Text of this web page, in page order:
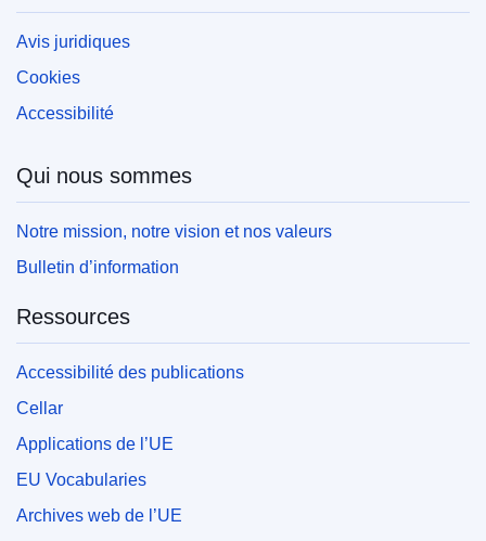
Avis juridiques
Cookies
Accessibilité
Qui nous sommes
Notre mission, notre vision et nos valeurs
Bulletin d’information
Ressources
Accessibilité des publications
Cellar
Applications de l’UE
EU Vocabularies
Archives web de l’UE